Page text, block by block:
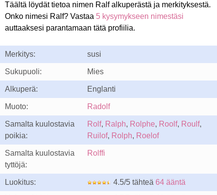
Täältä löydät tietoa nimen Ralf alkuperästä ja merkityksestä.
Onko nimesi Ralf? Vastaa 5 kysymykseen nimestäsi
auttaaksesi parantamaan tätä profiilia.
Merkitys: susi
Sukupuoli: Mies
Alkuperä: Englanti
Muoto: Radolf
Samalta kuulostavia
poikia:
Rolf, Ralph, Rolphe, Roolf, Roulf,
Ruilof, Rolph, Roelof
Samalta kuulostavia
tyttöjä:
Rolffi
Luokitus: 4.5/5 tähteä 64 ääntä